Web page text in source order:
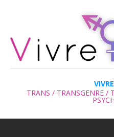
TRANS / TRANSGENRE /